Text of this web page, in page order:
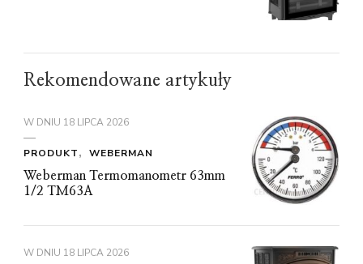
Rekomendowane artykuły
W DNIU 18 LIPCA 2026
PRODUKT
WEBERMAN
Weberman Termomanometr 63mm
1/2 TM63A
W DNIU 18 LIPCA 2026